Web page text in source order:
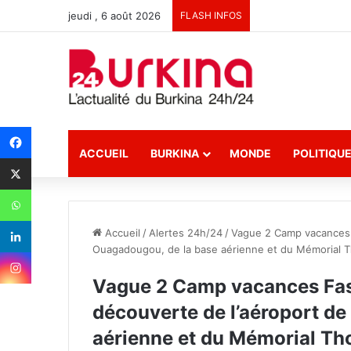
jeudi , 6 août 2026 FLASH INFOS
ACCUEIL BURKINA MONDE POLITIQUE
Accueil / Alertes 24h/24 /Vague 2 Camp
Ouagadougou, de la base aérienne et du Mémorial
Vague 2 Camp vacances
découverte de l’aéroport
aérienne et du Mémorial